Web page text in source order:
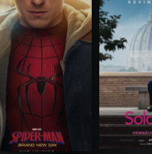
Details,Play